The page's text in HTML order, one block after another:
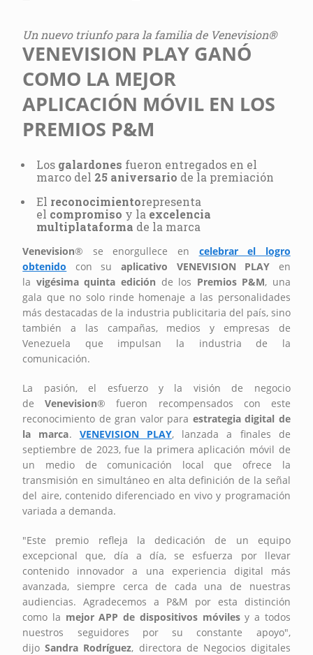
Un nuevo triunfo para la familia de Venevision®
VENEVISION PLAY GANÓ
COMO LA MEJOR
APLICACIÓN MÓVIL EN LOS
PREMIOS P&M
Los galardones fueron entregados en el
marco del 25 aniversario de la premiación
El reconocimientorepresenta
el compromiso y la excelencia
multiplataforma de la marca
Venevision® se enorgullece en celebrar el logro
obtenido con su aplicativo VENEVISION PLAY en
la vigésima quinta edición de los Premios P&M, una
gala que no solo rinde homenaje a las personalidades
más destacadas de la industria publicitaria del país, sino
también a las campañas, medios y empresas de
Venezuela que impulsan la industria de la
comunicación.
La pasión, el esfuerzo y la visión de negocio
deVenevision® fueron recompensados con este
reconocimiento de gran valor para estrategia digital de
la marca. VENEVISION PLAY, lanzada a finales de
septiembre de 2023, fue la primera aplicación móvil de
un medio de comunicación local que ofrece la
transmisión en simultáneo en alta definición de la señal
del aire, contenido diferenciado en vivo y programación
variada a demanda.
"Este premio refleja la dedicación de un equipo
excepcional que, día a día, se esfuerza por llevar
contenido innovador a una experiencia digital más
avanzada, siempre cerca de cada una de nuestras
audiencias. Agradecemos a P&M por esta distinción
como la mejor APP de dispositivos móvilesy a todos
nuestros seguidores por su constante apoyo",
dijoSandra Rodríguez, directora de Negocios digitales